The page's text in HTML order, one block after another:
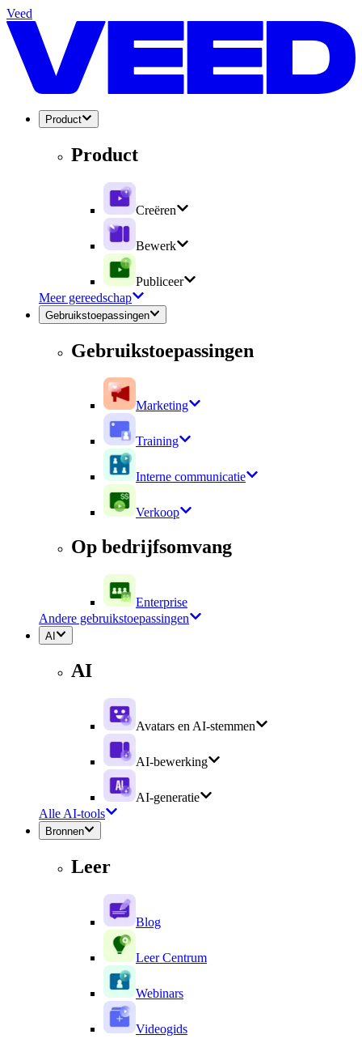
Veed
Product
Product
Creëren
Bewerk
Publiceer
Meer gereedschap
Gebruikstoepassingen
Gebruikstoepassingen
Marketing
Training
Interne communicatie
Verkoop
Op bedrijfsomvang
Enterprise
Andere gebruikstoepassingen
AI
AI
Avatars en AI-stemmen
AI-bewerking
AI-generatie
Alle AI-tools
Bronnen
Leer
Blog
Leer Centrum
Webinars
Videogids